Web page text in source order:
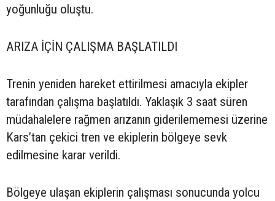
yoğunluğu oluştu.
ARIZA İÇİN ÇALIŞMA BAŞLATILDI
Trenin yeniden hareket ettirilmesi amacıyla ekipler
tarafından çalışma başlatıldı. Yaklaşık 3 saat süren
müdahalelere rağmen arızanın giderilememesi üzerine
Kars’tan çekici tren ve ekiplerin bölgeye sevk
edilmesine karar verildi.
Bölgeye ulaşan ekiplerin çalışması sonucunda yolcu